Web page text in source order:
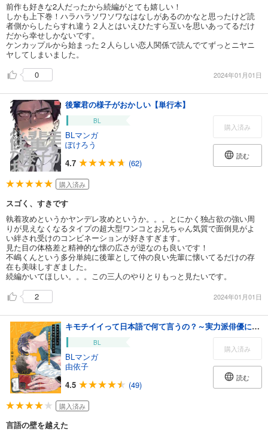
前作も好きな2人だったから続編がとても嬉しい！
しかも上下巻！ハラハラソワソワなはなしがあるのかなと思ったけど読
者側からしたらすれ違う２人とはいえひたすら互いを思いあってるだけ
だから幸せしかないです。
ケンカップルから始まった２人らしい恋人関係で読んでてずっとニヤニ
ヤしてしまいました。
0
2024年01月01日
後輩君の様子がおかしい【単行本】
BL
BLマンガ
ぽけろう
4.7
(62)
購入済み
読む
購入済み
スゴく、すきです
執着攻めというかヤンデレ攻めというか。。。とにかく独占欲の強い周
りが見えなくなるタイプの超大型ワンコとお兄ちゃん気質で面倒見がよ
い絆され受けのコンビネーションが好きすぎます。
見た目の体格差と精神的な懐の広さが逆なのも良いです！
不嶋くんという多分単純に後輩として仲の良い先輩に懐いてるだけの存
在も美味しすぎました。
続編かいてほしい。。。この三人のやりとりもっと見たいです。
2
2024年01月01日
キモチイイって日本語で何て言うの？～実力派俳優に迫られました～【電子単行本版/限定特典付き】
BL
BLマンガ
由依子
4.5
(49)
購入済み
読む
購入済み
言語の壁を越えた